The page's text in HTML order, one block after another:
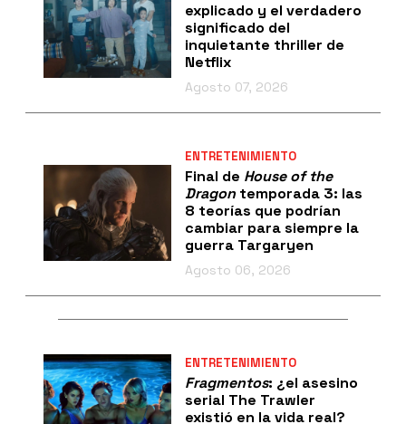
explicado y el verdadero
significado del
inquietante thriller de
Netflix
Agosto 07, 2026
ENTRETENIMIENTO
Final de House of the
Dragontemporada 3: las
8 teorías que podrían
cambiar para siempre la
guerra Targaryen
Agosto 06, 2026
ENTRETENIMIENTO
Fragmentos: ¿el asesino
serial The Trawler
existió en la vida real?